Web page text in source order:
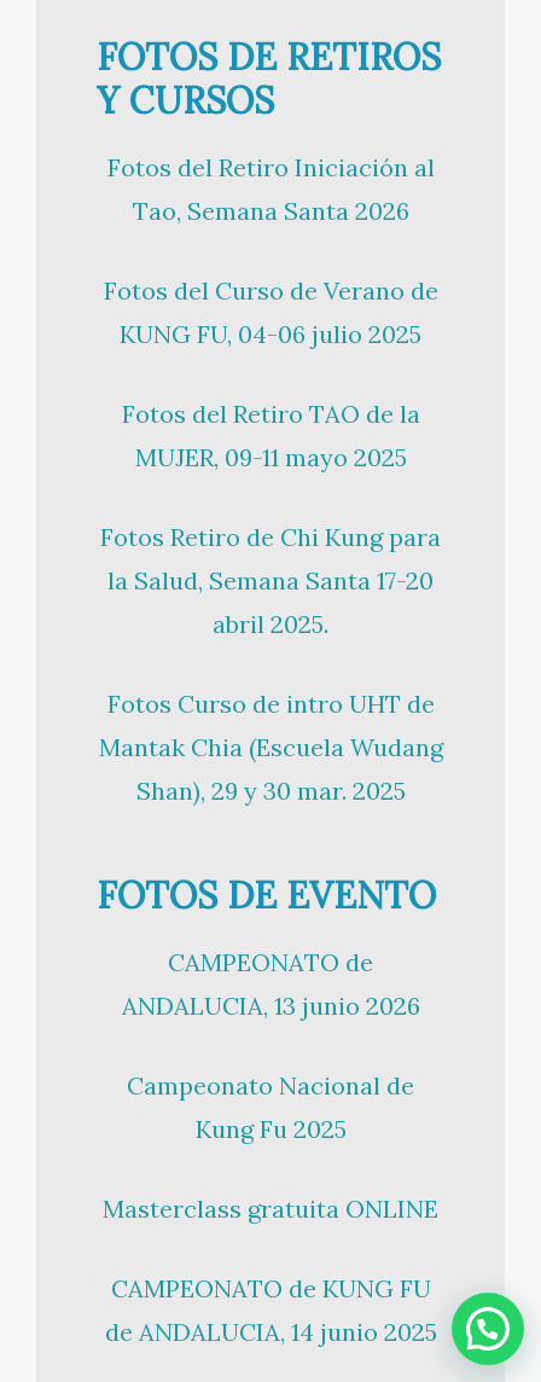
FOTOS DE RETIROS
Y CURSOS
Fotos del Retiro Iniciación al
Tao, Semana Santa 2026
Fotos del Curso de Verano de
KUNG FU, 04-06 julio 2025
Fotos del Retiro TAO de la
MUJER, 09-11 mayo 2025
Fotos Retiro de Chi Kung para
la Salud, Semana Santa 17-20
abril 2025.
Fotos Curso de intro UHT de
Mantak Chia (Escuela Wudang
Shan), 29 y 30 mar. 2025
FOTOS DE EVENTO
CAMPEONATO de
ANDALUCIA, 13 junio 2026
Campeonato Nacional de
Kung Fu 2025
Masterclass gratuita ONLINE
CAMPEONATO de KUNG FU
de ANDALUCIA, 14 junio 2025